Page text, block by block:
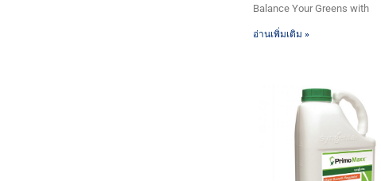
Balance Your Greens with
อ่านเพิ่มเติม »